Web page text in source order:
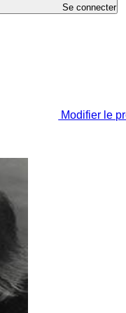
Se connecter
Modifier le